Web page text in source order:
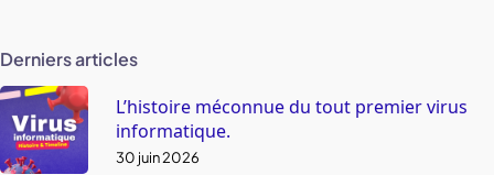
Derniers articles
L’histoire méconnue du tout premier virus
informatique.
30 juin 2026